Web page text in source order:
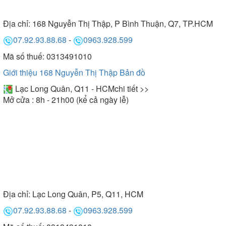
Đa số máy hút mùi sử dụng kính có thể chịu được
nhiệt độ lớn và bề mặt nhẵn nên dễ dàng lau chùi
đồng thời góp phần làm tăng vẻ đẹp cho sản phẩm.
Địa chỉ: 168 Nguyễn Thị Thập, P Bình Thuận, Q7, TP.HCM
07.92.93.88.68 -
0963.928.599
Mã số thuế: 0313491010
Giới thiệu 168 Nguyễn Thị Thập Bản đồ
Lạc Long Quân, Q11 - HCMchi tiết >>
Mở cửa : 8h - 21h00 (kể cả ngày lễ)
Địa chỉ: Lạc Long Quân, P5, Q11, HCM
07.92.93.88.68 -
0963.928.599